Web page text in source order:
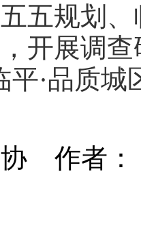
五规划
开展调
平·品质
协 作者